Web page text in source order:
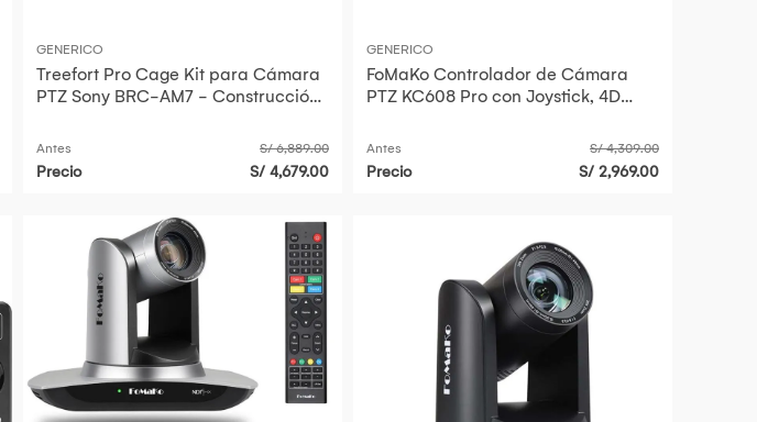
GENERICO
Treefort Pro Cage Kit para Cámara
PTZ Sony BRC-AM7 - Construcción
Antes S/ 6,889.00
Precio S/ 4,679.00
GENERICO
FoMaKo Controlador de Cámara
PTZ KC608 Pro con Joystick, 4D
Antes S/ 4,309.00
Precio S/ 2,969.00